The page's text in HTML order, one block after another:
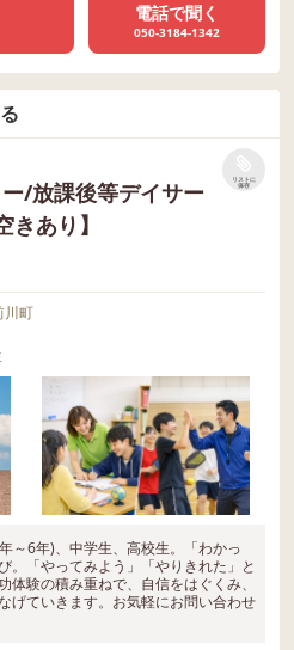
電話で聞く
050-3184-1342
/放課後等デイサー
きあり】
リストに
保存
川町
6年)、中学生、高校生。「わかっ
。「やってみよう」「やりきれた」と
験の積み重ねで、自信をはぐくみ、
げていきます。お気軽にお問い合わせ